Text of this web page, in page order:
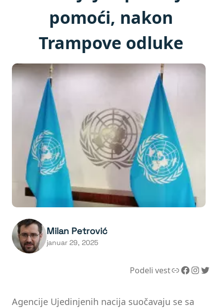
pomoći, nakon
Trampove odluke
Milan Petrović
januar 29, 2025
Podeli vestLink Facebook InstagramTwitter
Agencije Ujedinjenih nacija suočavaju se sa